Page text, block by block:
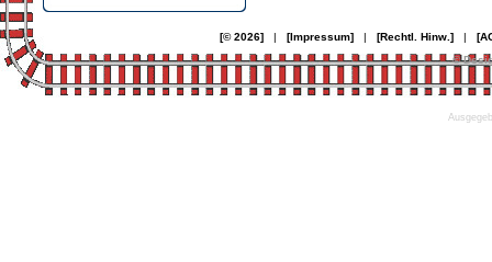
[© 2026]| [Impressum]| [Rechtl. Hinw.]|
©